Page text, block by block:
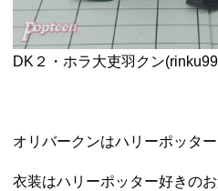
DK２・ ホラ大吏羽 クン(
オリバークンはハリーポッタ
衣装はハリーポッター好きの